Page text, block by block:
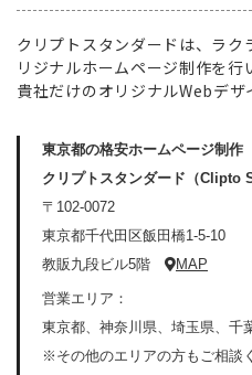
クリプトスタンダードは、ラク
リジナルホームページ制作を行
貴社だけのオリジナルWebデザ
東京都の格安ホームページ制作
クリプトスタンダード（Clipto
〒102-0072
東京都千代田区飯田橋1-5-10
教販九段ビル5階
MAP
営業エリア：
東京都、神奈川県、埼玉県、千
※その他のエリアの方もご相談